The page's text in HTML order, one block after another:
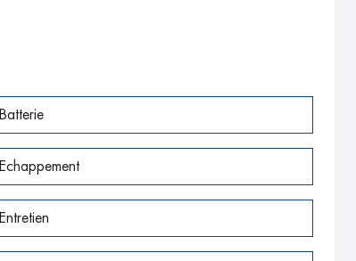
Batterie
Echappement
Entretien